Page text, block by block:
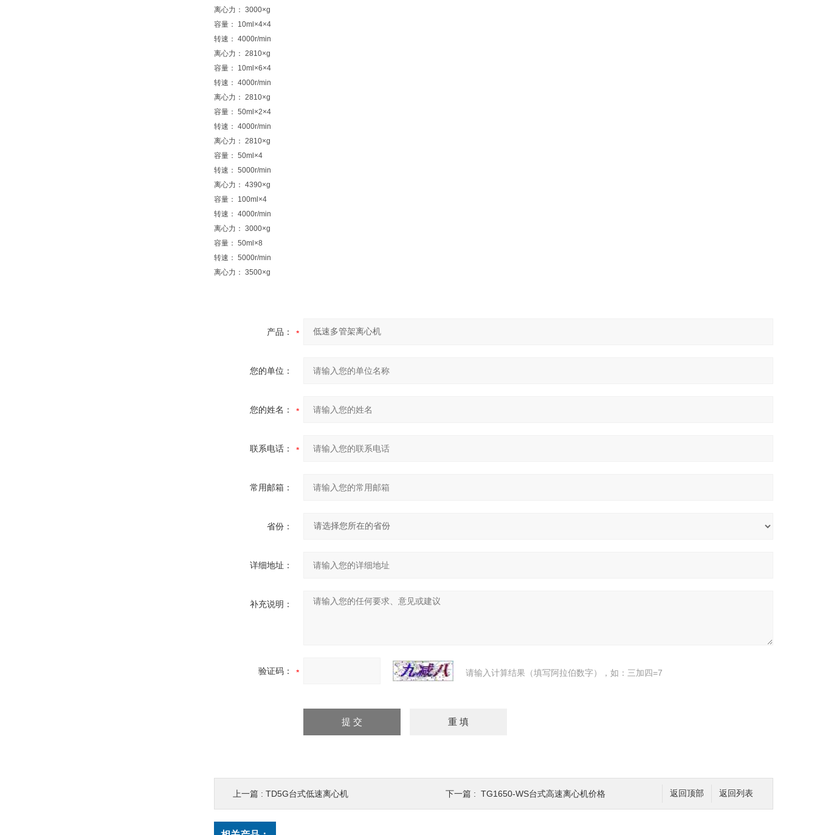
离心力： 3000×g
容量： 10ml×4×4
转速： 4000r/min
离心力： 2810×g
容量： 10ml×6×4
转速： 4000r/min
离心力： 2810×g
容量： 50ml×2×4
转速： 4000r/min
离心力： 2810×g
容量： 50ml×4
转速： 5000r/min
离心力： 4390×g
容量： 100ml×4
转速： 4000r/min
离心力： 3000×g
容量： 50ml×8
转速： 5000r/min
离心力： 3500×g
产品：
您的单位：
您的姓名：
联系电话：
常用邮箱：
省份：
详细地址：
补充说明：
验证码： 请输入计算结果（填写阿拉伯数字），如：三加四=7
返回列表
返回顶部
上一篇 : TD5G台式低速离心机 下一篇 : TG1650-WS台式高速离心机价格